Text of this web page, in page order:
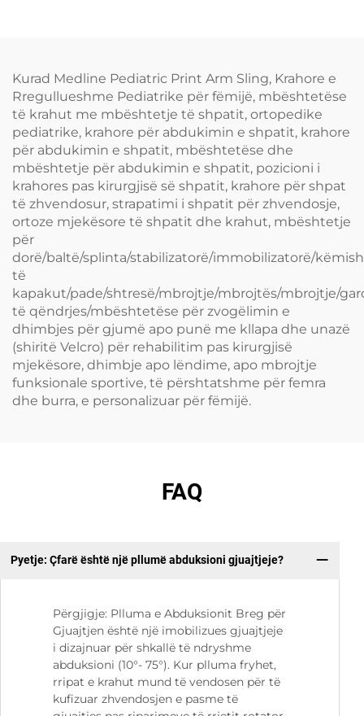
Kurad Medline Pediatric Print Arm Sling, Krahore e
Rregullueshme Pediatrike për fëmijë, mbështetëse
të krahut me mbështetje të shpatit, ortopedike
pediatrike, krahore për abdukimin e shpatit, krahore
për abdukimin e shpatit, mbështetëse dhe
mbështetje për abdukimin e shpatit, pozicioni i
krahores pas kirurgjisë së shpatit, krahore për shpat
të zhvendosur, strapatimi i shpatit për zhvendosje,
ortoze mjekësore të shpatit dhe krahut, mbështetje
për
dorë/baltë/splinta/stabilizatorë/immobilizatorë/
të
kapakut/pade/shtresë/mbrojtje/mbrojtës/mbrojtje/
të qëndrjes/mbështetëse për zvogëlimin e
dhimbjes për gjumë apo punë me kllapa dhe unazë
(shiritë Velcro) për rehabilitim pas kirurgjisë
mjekësore, dhimbje apo lëndime, apo mbrojtje
funksionale sportive, të përshtatshme për femra
dhe burra, e personalizuar për fëmijë.
FAQ
Pyetje: Çfarë është një pllumë abduksioni gjuajtjeje?
Përgjigje: Plluma e Abduksionit Breg për
Gjuajtjen është një imobilizues gjuajtjeje
i dizajnuar për shkallë të ndryshme
abduksioni (10°- 75°). Kur plluma fryhet,
rripat e krahut mund të vendosen për të
kufizuar zhvendosjen e pasme të